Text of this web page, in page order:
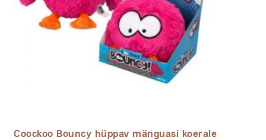
Coockoo Bouncy hüppav mänguasi koerale